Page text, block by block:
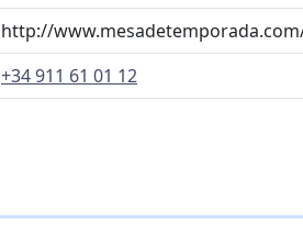
http://
+34 911 61 01 12